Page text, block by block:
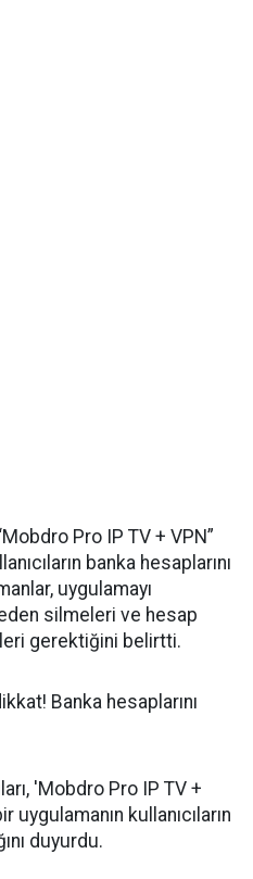
Pro IP TV + VPN”
banka hesaplarını
uygulamayı
silmeleri ve hesap
gerektiğini belirtti.
Banka hesaplarını
'Mobdro Pro IP TV +
uygulamanın kullanıcıların
duyurdu.